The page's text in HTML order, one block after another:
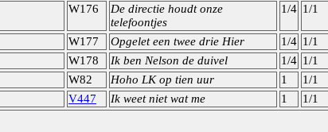
W176
De directie houdt onze
telefoontjes
1/4 1/1
W177 Opgelet een twee drie Hier 1/4 1/1
W178 Ik ben Nelson de duivel 1/4 1/1
W82 Hoho LK op tien uur 1 1/1
V447 Ik weet niet wat me 1 1/1